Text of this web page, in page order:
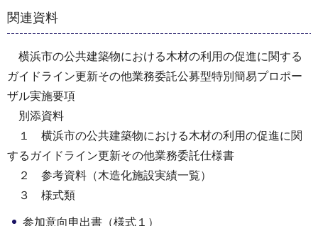
関連資料
横浜市の公共建築物における木材の利用の促進に関する
ガイドライン更新その他業務委託公募型特別簡易プロポー
ザル実施要項
別添資料
１ 横浜市の公共建築物における木材の利用の促進に関
するガイドライン更新その他業務委託仕様書
２ 参考資料（木造化施設実績一覧）
３ 様式類
参加意向申出書（様式１）